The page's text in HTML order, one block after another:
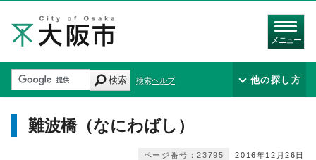
メニュー
検索 検索ヘルプ 他の探し方
難波橋（なにわばし）
2016年12月26日
ページ番号：23795